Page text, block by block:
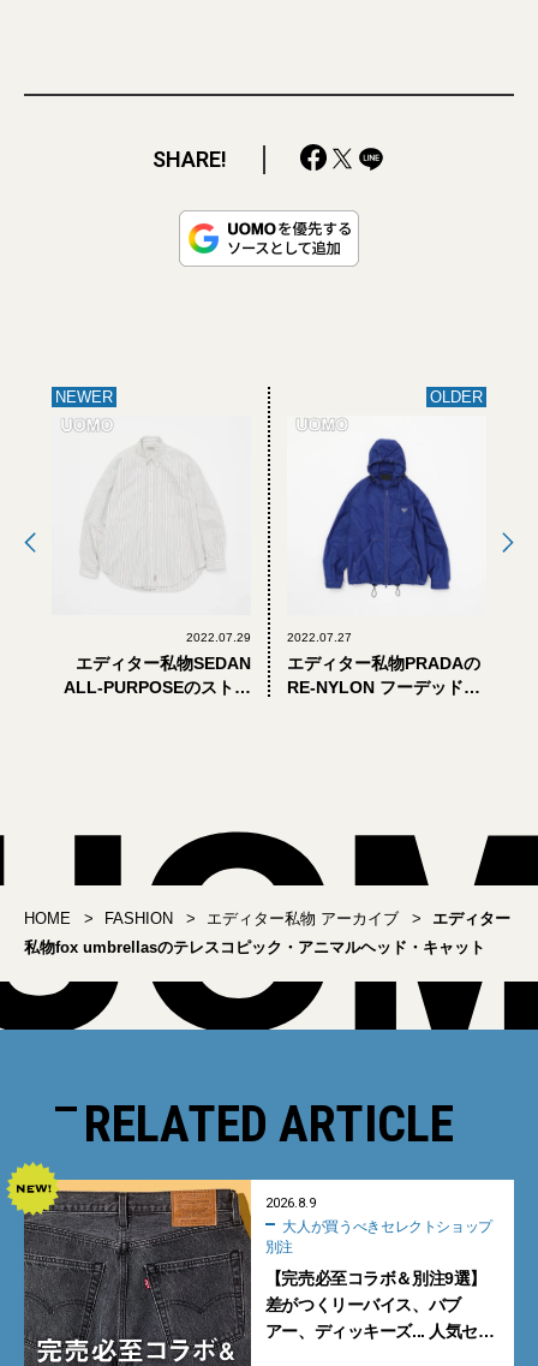
SHARE!
NEWER
2022.07.29
エディター私物SEDAN
ALL-PURPOSEのストラ
OLDER
2022.07.27
エディター私物PRADAの
RE-NYLON フーデッドジ
HOME FASHION エディター私物 アーカイブ
エディター
私物fox umbrellasのテレスコピック・アニマルヘッド・キャット
RELATED ARTICLE
2026.8.9
別注
【完売必至コラボ＆別注9選】
差がつくリーバイス、バブ
アー、ディッキーズ... 人気セレ